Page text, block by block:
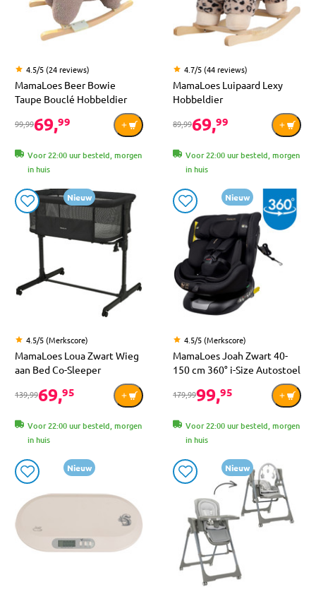
4.5/5 (24 reviews)
MamaLoes Beer Bowie
Taupe Bouclé Hobbeldier
99,9969,99
Voor 22:00 uur besteld, morgen
in huis
4.7/5 (44 reviews)
MamaLoes Luipaard Lexy
Hobbeldier
89,9969,99
Voor 22:00 uur besteld, morgen
in huis
Nieuw
4.5/5 (Merkscore)
MamaLoes Loua Zwart Wieg
aan Bed Co-Sleeper
139,9969,95
Voor 22:00 uur besteld, morgen
in huis
Nieuw
4.5/5 (Merkscore)
MamaLoes Joah Zwart 40-
150 cm 360° i-Size Autostoel
179,9999,95
Voor 22:00 uur besteld, morgen
in huis
Nieuw Nieuw